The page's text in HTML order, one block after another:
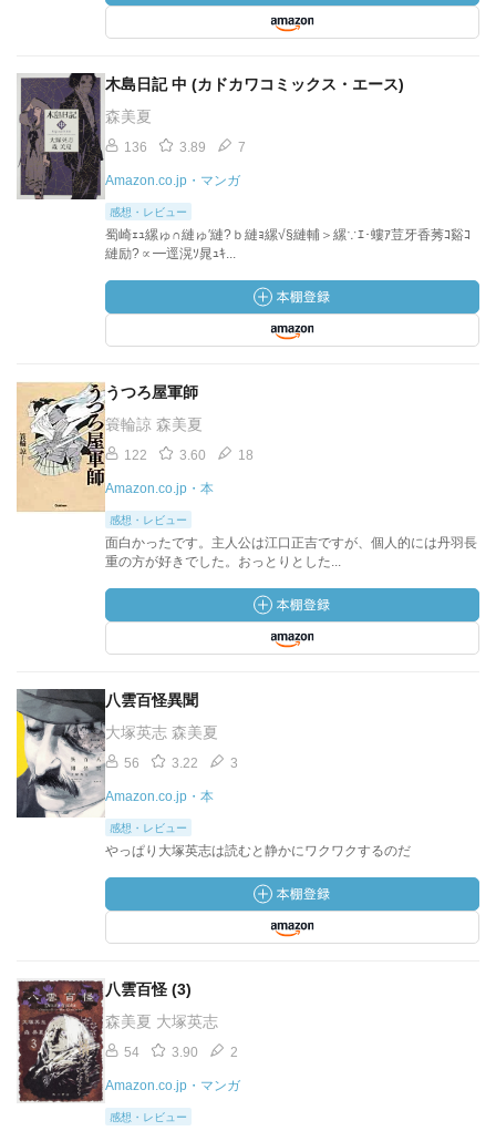
木島日記 中 (カドカワコミックス・エース)
森美夏
136 3.89 7
Amazon.co.jp・マンガ
感想・レビュー
蜀崎ｪｭ縲ゅ∩縺ゅ′縺?ｂ縺ｮ縲√§縺輔＞縲∵ｴ･螻ｱ荳牙香莠ｺ谿ｺ
縺励?∝━逕滉ｿ晁ｭｷ...
うつろ屋軍師
簑輪諒 森美夏
122 3.60 18
Amazon.co.jp・本
感想・レビュー
面白かったです。主人公は江口正吉ですが、個人的には丹羽長
重の方が好きでした。おっとりとした...
八雲百怪異聞
大塚英志 森美夏
56 3.22 3
Amazon.co.jp・本
感想・レビュー
やっぱり大塚英志は読むと静かにワクワクするのだ
八雲百怪 (3)
森美夏 大塚英志
54 3.90 2
Amazon.co.jp・マンガ
感想・レビュー